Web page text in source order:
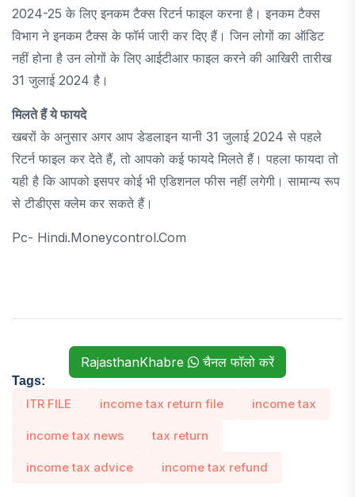
2024-25 के लिए इनकम टैक्स रिटर्न फाइल करना है। इनकम टैक्स
विभाग ने इनकम टैक्स के फॉर्म जारी कर दिए हैं। जिन लोगों का ऑडिट
नहीं होना है उन लोगों के लिए आईटीआर फाइल करने की आखिरी तारीख
31 जुलाई 2024 है।
मिलते हैं ये फायदे
खबरों के अनुसार अगर आप डेडलाइन यानी 31 जुलाई 2024 से पहले
रिटर्न फाइल कर देते हैं, तो आपको कई फायदे मिलते हैं। पहला फायदा तो
यही है कि आपको इसपर कोई भी एडिशनल फीस नहीं लगेगी। सामान्य रूप
से टीडीएस क्लेम कर सकते हैं।
Pc- Hindi.moneycontrol.com
RajasthanKhabre चैनल फॉलो करें
Tags:
ITR FILE income tax return file income tax
income tax news tax return
income tax advice income tax refund